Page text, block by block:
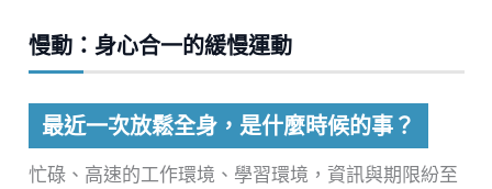
慢動：身心合一的緩慢運動
最近一次放鬆全身，是什麼時候的事？
忙碌、高速的工作環境、學習環境，資訊與期限紛至